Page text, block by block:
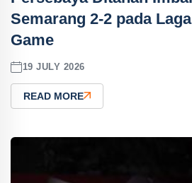
Semarang 2-2 pada
Game
19 JULY 2026
READ MORE